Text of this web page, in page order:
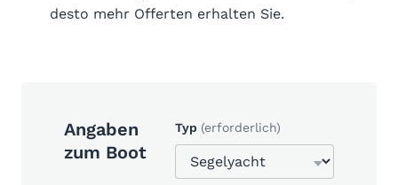
desto mehr Offerten erhalten Sie.
Angaben
zum Boot
Typ (erforderlich)